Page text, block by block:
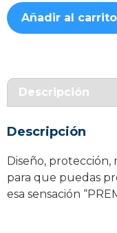
Funda
Silicona
iPhone
Plus
cantidad
Añadir al carrito
Descripción
Descripción
Diseño, protección,
para que puedas
esa sensación